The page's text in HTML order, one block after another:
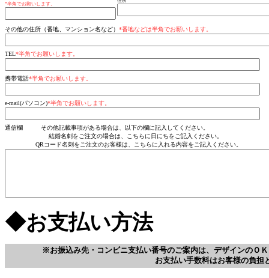
*半角でお願いします。
その他の住所（番地、マンション名など） *番地などは半角でお願いします。
TEL*半角でお願いします。
携帯電話*半角でお願いします。
e-mail(パソコン)*半角でお願いします。
通信欄 その他記載事項がある場合は、以下の欄に記入してください。
結婚名刺をご注文の場合は、こちらに日にちをご記入ください。
QRコード名刺をご注文のお客様は、こちらに入れる内容をご記入ください。
◆お支払い方法
※お振込み先・コンビニ支払い番号のご案内は、デザインのＯ
お支払い手数料はお客様の負担